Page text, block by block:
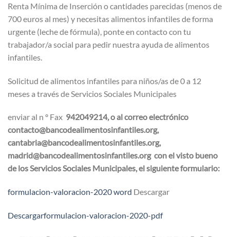
Renta Mínima de Inserción o cantidades parecidas (menos de
700 euros al mes) y necesitas alimentos infantiles de forma
urgente (leche de fórmula), ponte en contacto con tu
trabajador/a social para pedir nuestra ayuda de alimentos
infantiles.
Solicitud de alimentos infantiles para niños/as de 0 a 12
meses a través de Servicios Sociales Municipales
enviar al n º Fax 942049214, o al correo electrónico
contacto@bancodealimentosinfantiles.org,
cantabria@bancodealimentosinfantiles.org,
madrid@bancodealimentosinfantiles.org con el visto bueno
de los Servicios Sociales Municipales, el siguiente formulario:
formulacion-valoracion-2020 word Descargar
Descargarformulacion-valoracion-2020-pdf